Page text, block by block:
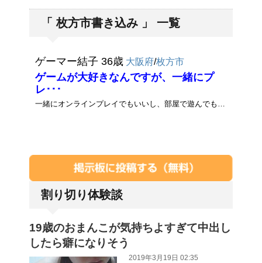
「 枚方市書き込み 」 一覧
ゲーマー結子 36歳 大阪府/枚方市
ゲームが大好きなんですが、一緒にプ
レ･･･
一緒にオンラインプレイでもいいし、部屋で遊んでもいいので、ゲーム好きな方がいたらお願いします★あ、バツイチだけど子供はい･･･
割り切り体験談
19歳のおまんこが気持ちよすぎて中出し
したら癖になりそう
2019年3月19日 02:35